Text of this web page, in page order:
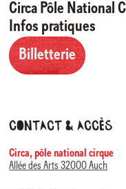
Circa Pôle National
Infos pratiques
Billetterie
Contact & accès
Circa, pôle national cirque
Allée des Arts 32000 Auch